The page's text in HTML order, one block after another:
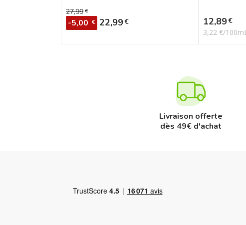
Prix de base
27,99 €
-5,00 € Prix
22,99€ Prix
12,89€
3,22 €/100mL
Livraison offerte
dès 49€ d'achat